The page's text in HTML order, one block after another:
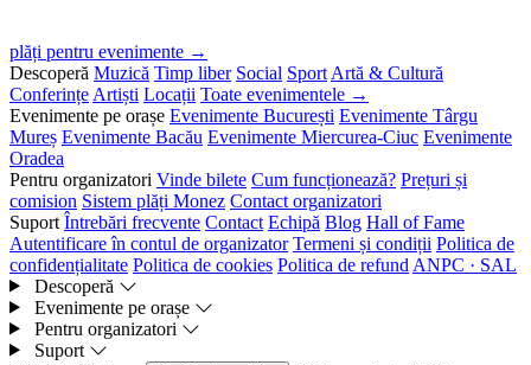
plăți pentru evenimente →
Descoperă Muzică Timp liber Social Sport Artă & Cultură
Conferințe Artiști Locații Toate evenimentele →
Evenimente pe orașe Evenimente București Evenimente Târgu
Mureș Evenimente Bacău Evenimente Miercurea-Ciuc Evenimente
Oradea
Pentru organizatori Vinde bilete Cum funcționează? Prețuri și
comision Sistem plăți Monez Contact organizatori
Suport Întrebări frecvente Contact Echipă Blog Hall of Fame
Autentificare în contul de organizator Termeni și condiții Politica de
confidențialitate Politica de cookies Politica de refund ANPC · SAL
Descoperă
Evenimente pe orașe
Pentru organizatori
Suport